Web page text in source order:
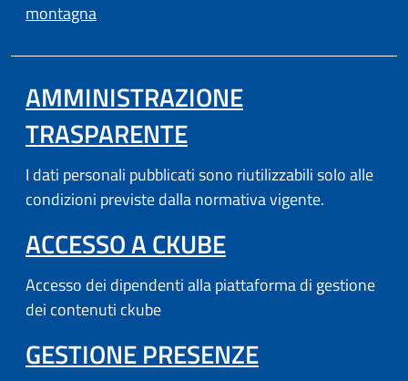
montagna
AMMINISTRAZIONE
TRASPARENTE
I dati personali pubblicati sono riutilizzabili solo alle
condizioni previste dalla normativa vigente.
ACCESSO A CKUBE(APRE IN
Accesso dei dipendenti alla piattaforma di gestione
dei contenuti ckube
GESTIONE PRESENZE(APRE IN